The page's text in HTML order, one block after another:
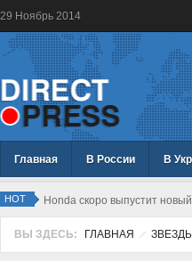
29 Ноябрь 2014
Главная В России В
HOT Honda скоро выпустит
ВЫ ЗДЕСЬ: ГЛАВНАЯ ЗВЕЗДЫ